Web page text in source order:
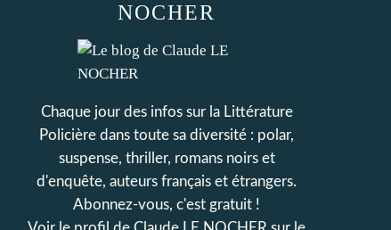
NOCHER
Chaque jour des infos sur la Littérature
Policière dans toute sa diversité : polar,
suspense, thriller, romans noirs et
d'enquête, auteurs français et étrangers.
Abonnez-vous, c'est gratuit !